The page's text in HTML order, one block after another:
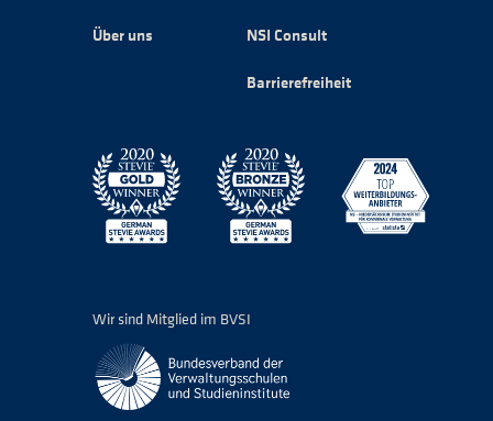
Über uns NSI Consult
Barrierefreiheit
Wir sind Mitglied im BVSI